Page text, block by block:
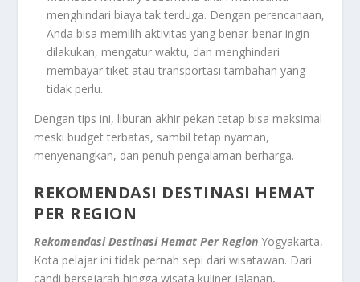
menghindari biaya tak terduga. Dengan perencanaan,
Anda bisa memilih aktivitas yang benar-benar ingin
dilakukan, mengatur waktu, dan menghindari
membayar tiket atau transportasi tambahan yang
tidak perlu.
Dengan tips ini, liburan akhir pekan tetap bisa maksimal
meski budget terbatas, sambil tetap nyaman,
menyenangkan, dan penuh pengalaman berharga.
REKOMENDASI DESTINASI HEMAT
PER REGION
Rekomendasi Destinasi Hemat Per Region Yogyakarta,
Kota pelajar ini tidak pernah sepi dari wisatawan. Dari
candi bersejarah hingga wisata kuliner jalanan,